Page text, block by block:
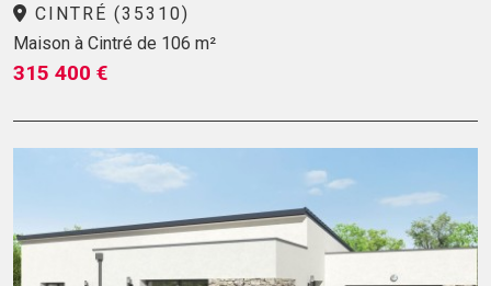
CINTRÉ (35310)
Maison à Cintré de 106 m²
315 400 €